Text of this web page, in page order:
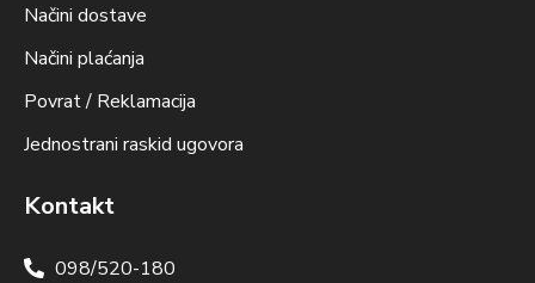
Načini dostave
Načini plaćanja
Povrat / Reklamacija
Jednostrani raskid ugovora
Kontakt
098/520-180